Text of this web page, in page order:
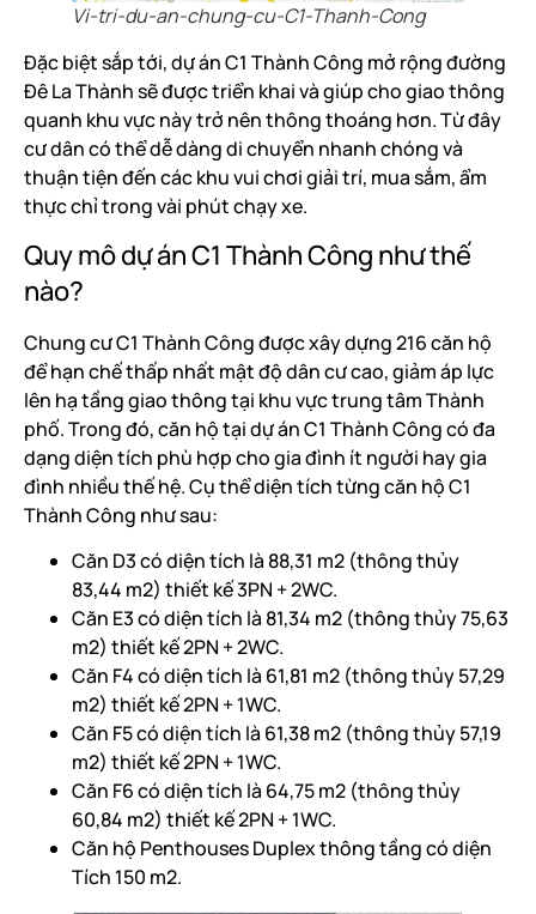
Vi-tri-du-an-chung-cu-C1-Thanh-Cong
Đặc biệt sắp tới, dự án C1 Thành Công mở rộng đường
Đê La Thành sẽ được triển khai và giúp cho giao thông
quanh khu vực này trở nên thông thoáng hơn. Từ đây
cư dân có thể dễ dàng di chuyển nhanh chóng và
thuận tiện đến các khu vui chơi giải trí, mua sắm, ẩm
thực chỉ trong vài phút chạy xe.
Quy mô dự án C1 Thành Công như thế
nào?
Chung cư C1 Thành Công được xây dựng 216 căn hộ
để hạn chế thấp nhất mật độ dân cư cao, giảm áp lực
lên hạ tầng giao thông tại khu vực trung tâm Thành
phố. Trong đó, căn hộ tại dự án C1 Thành Công có đa
dạng diện tích phù hợp cho gia đình ít người hay gia
đình nhiều thế hệ. Cụ thể diện tích từng căn hộ C1
Thành Công như sau:
Căn D3 có diện tích là 88,31 m2 (thông thủy
83,44 m2) thiết kế 3PN + 2WC.
Căn E3 có diện tích là 81,34 m2 (thông thủy 75,63
m2) thiết kế 2PN + 2WC.
Căn F4 có diện tích là 61,81 m2 (thông thủy 57,29
m2) thiết kế 2PN + 1WC.
Căn F5 có diện tích là 61,38 m2 (thông thủy 57,19
m2) thiết kế 2PN + 1WC.
Căn F6 có diện tích là 64,75 m2 (thông thủy
60,84 m2) thiết kế 2PN + 1WC.
Căn hộ Penthouses Duplex thông tầng có diện
Tích 150 m2.